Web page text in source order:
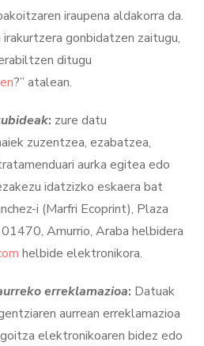
iraupena aldakorra da.
gonbidatzen zaitugu,
ditugu
?” atalean.
: zure datu
zuzentzea, ezabatzea,
aurka egitea edo
idatzizko eskaera bat
i (Marfri Ecoprint), Plaza
Amurrio, Araba helbidera
helbide elektronikora.
erreklamazioa: Datuak
aurrean erreklamazioa
elektronikoaren bidez edo